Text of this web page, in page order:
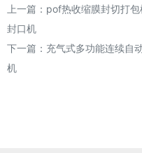
上一篇： pof热收缩膜封切打
封口机
下一篇： 充气式多功能连续自
机